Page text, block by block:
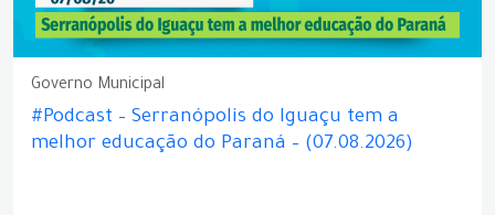
Governo Municipal
#Podcast – Serranópolis do Iguaçu tem a
melhor educação do Paraná – (07.08.2026)